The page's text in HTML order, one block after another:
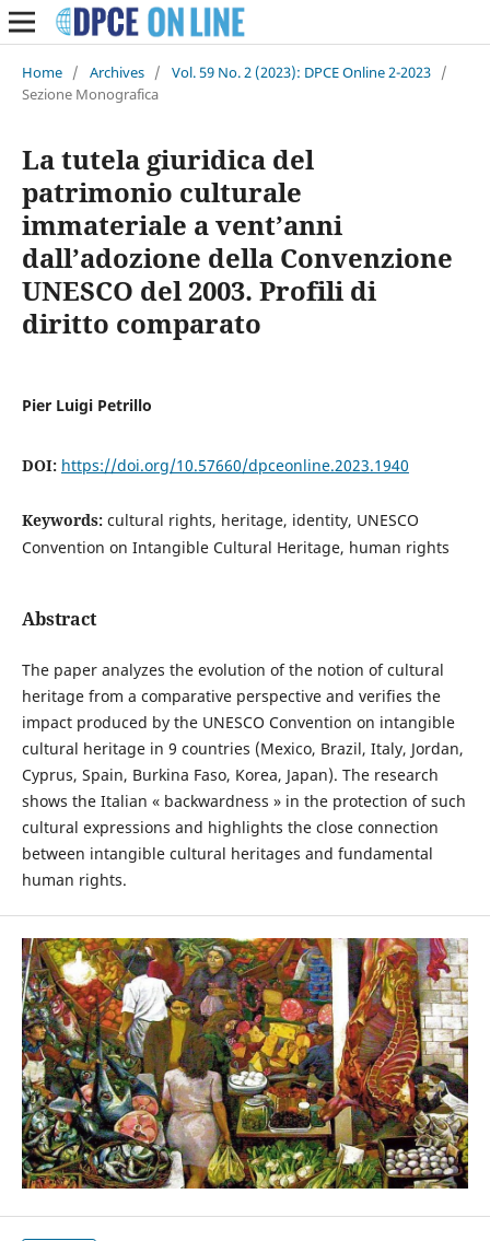
Home / Archives / Vol. 59 No. 2 (2023): DPCE Online 2-2023 /
Sezione Monografica
La tutela giuridica del
patrimonio culturale
immateriale a vent’anni
dall’adozione della Convenzione
UNESCO del 2003. Profili di
diritto comparato
Pier Luigi Petrillo
DOI: https://doi.org/10.57660/dpceonline.2023.1940
Keywords: cultural rights, heritage, identity, UNESCO
Convention on Intangible Cultural Heritage, human rights
Abstract
The paper analyzes the evolution of the notion of cultural
heritage from a comparative perspective and verifies the
impact produced by the UNESCO Convention on intangible
cultural heritage in 9 countries (Mexico, Brazil, Italy, Jordan,
Cyprus, Spain, Burkina Faso, Korea, Japan). The research
shows the Italian « backwardness » in the protection of such
cultural expressions and highlights the close connection
between intangible cultural heritages and fundamental
human rights.